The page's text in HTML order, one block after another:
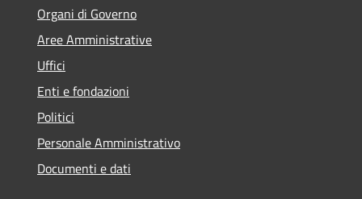
Organi di Governo
Aree Amministrative
Uffici
Enti e fondazioni
Politici
Personale Amministrativo
Documenti e dati